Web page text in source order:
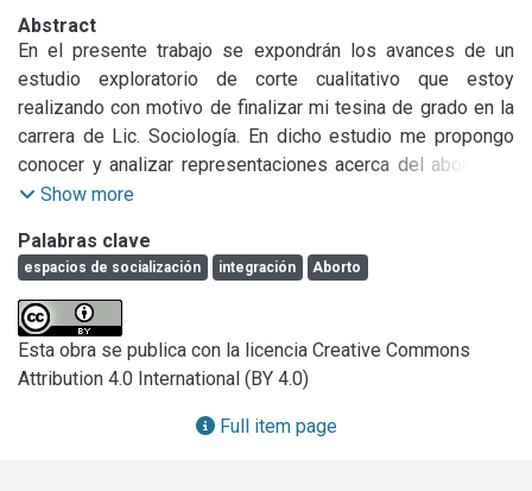
Abstract
En el presente trabajo se expondrán los avances de un
estudio exploratorio de corte cualitativo que estoy
realizando con motivo de finalizar mi tesina de grado en la
carrera de Lic. Sociología. En dicho estudio me propongo
conocer y analizar representaciones acerca del aborto de
jóvenes (varones y mujeres) escolarizados de sectores
hipótesis de trabajo que orienta el estudio indica que la
integración en espacios de socialización tales como la
familia, la escuela y el grupo de pares inciden en las tomas
de posición de los/las jóvenes frente al aborto durante la
juventud, asumiendo posturas más tolerantes aquellos que
se encuentran más fuertemente integrados en dichos
espacios. La idea de espacios de socialización así como la
Show more
Palabras clave
espacios de socialización integración Aborto
Esta obra se publica con la licencia Creative Commons
Attribution 4.0 International (BY 4.0)
Full item page